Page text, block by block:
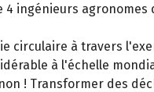
4 ingénieurs
circulaire à travers
à l'échelle
! Transformer des